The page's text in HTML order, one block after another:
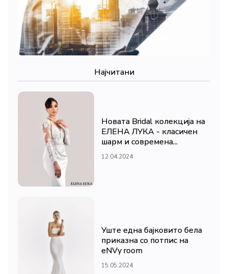
Најчитани
Новата Bridal колекција на
ЕЛЕНА ЛУКА - класичен
шарм и современа...
12.04.2024
Уште една бајковито бела
приказна со потпис на
eNVy room
15.05.2024